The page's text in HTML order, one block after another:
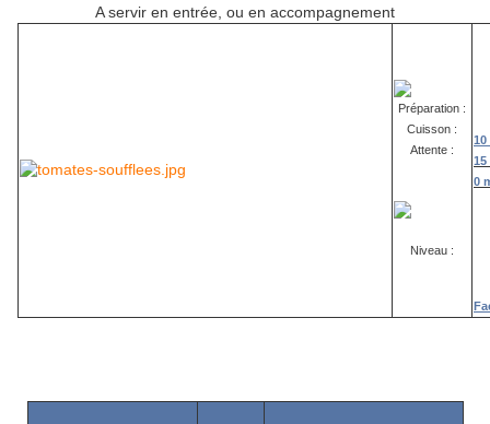
A servir en entrée, ou en accompagnement
Préparation :
Cuisson :
Attente :
Niveau :
10
15
0